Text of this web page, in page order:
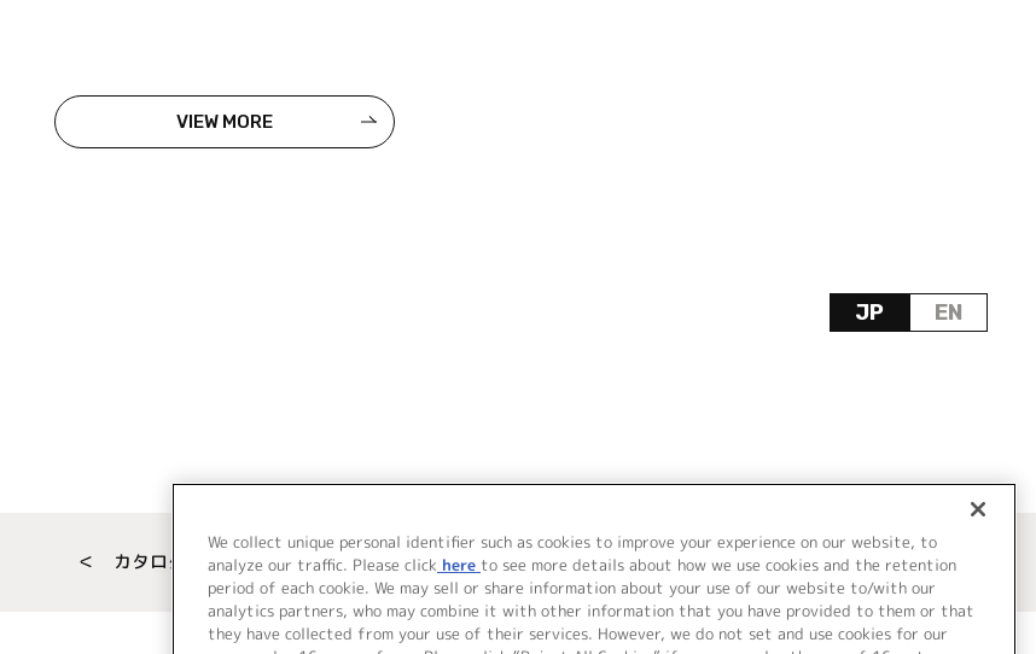
VIEW MORE
JP EN
＜ カタログサイト トップページへ
We collect unique personal identifier such as cookies to improve your experience on our website, to
analyze our traffic. Please click here to see more details about how we use cookies and the retention
period of each cookie. We may sell or share information about your use of our website to/with our
analytics partners, who may combine it with other information that you have provided to them or that
they have collected from your use of their services. However, we do not set and use cookies for our